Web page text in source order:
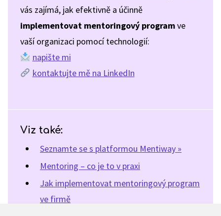
vás zajímá, jak efektivně a účinně
implementovat mentoringový programve
vaší organizaci pomocí technologií:
napište mi
kontaktujte mě na LinkedIn
Viz také:
Seznamte se s platformou Mentiway »
Mentoring – co je to v praxi
Jak implementovat mentoringový program
ve firmě